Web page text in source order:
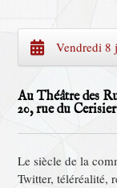
Vendredi 8
Au Théâtre des
20, rue du Cerisier
Le siècle de la
Twitter, téléréalité,